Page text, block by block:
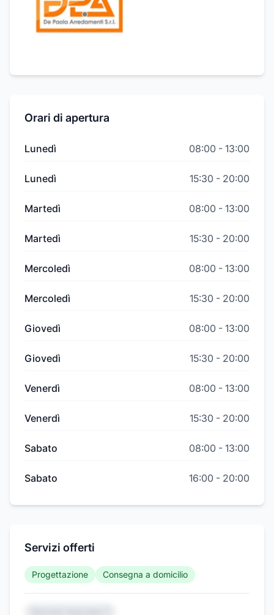
Orari di apertura
Lunedì 08:00 - 13:00
Lunedì 15:30 - 20:00
Martedì 08:00 - 13:00
Martedì 15:30 - 20:00
Mercoledì 08:00 - 13:00
Mercoledì 15:30 - 20:00
Giovedì 08:00 - 13:00
Giovedì 15:30 - 20:00
Venerdì 08:00 - 13:00
Venerdì 15:30 - 20:00
Sabato 08:00 - 13:00
Sabato 16:00 - 20:00
Servizi offerti
Progettazione Consegna a domicilio